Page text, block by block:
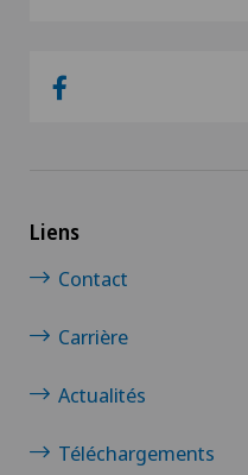
Liens
Contact
Carrière
Actualités
Téléchargements